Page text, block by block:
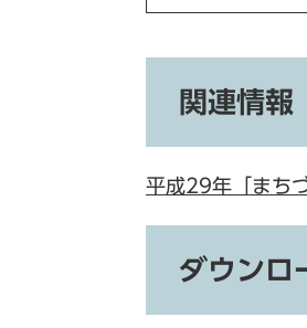
関連情報
平成29年「まち
ダウンロ